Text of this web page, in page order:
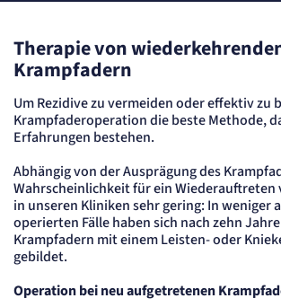
Therapie von
Krampfadern
Um Rezidive zu vermeiden oder effektiv zu
Krampfaderoperation die beste Methode,
Erfahrungen bestehen.
Abhängig von der Ausprägung des
Wahrscheinlichkeit für ein Wiederauftreten
in unseren Kliniken sehr gering: In weniger
operierten Fälle haben sich nach zehn
Krampfadern mit einem Leisten- oder
gebildet.
Operation bei neu aufgetretenen
Anbieter:
Speichert die ausgewählten Filter-Eigenschaften des Benutzers, um die
Stellenangebote anzeigen zu können.
Cookie Laufzeit: